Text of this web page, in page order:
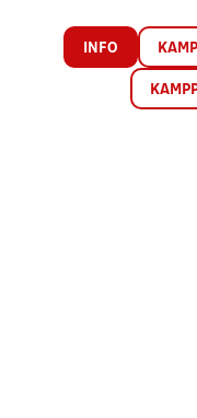
INFO